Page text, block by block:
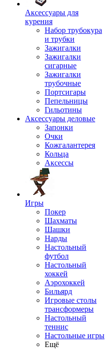
Аксессуары для
курения
Набор трубокура
и трубки
Зажигалки
Зажигалки
сигарные
Зажигалки
трубочные
Портсигары
Пепельницы
Гильотины
Аксессуары деловые
Запонки
Очки
Кожгалантерея
Кольца
Аксессы
Игры
Покер
Шахматы
Шашки
Нарды
Настольный
футбол
Настольный
хоккей
Аэрохоккей
Бильярд
Игровые столы
трансформеры
Настольный
теннис
Настольные игры
Ещё